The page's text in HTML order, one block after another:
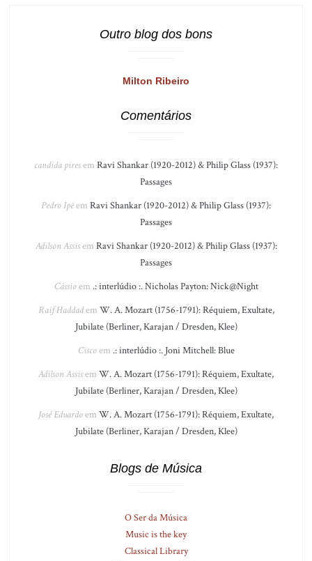
Outro blog dos bons
Milton Ribeiro
Comentários
candida piresem Ravi Shankar (1920-2012) & Philip Glass (1937):
Passages
Pedro Ipêem Ravi Shankar (1920-2012) & Philip Glass (1937):
Passages
Adilson Assisem Ravi Shankar (1920-2012) & Philip Glass (1937):
Passages
Cássioem .: interlúdio :. Nicholas Payton: Nick@Night
Raif Haddadem W. A. Mozart (1756-1791): Réquiem, Exultate,
Jubilate (Berliner, Karajan / Dresden, Klee)
Ciscoem .: interlúdio :. Joni Mitchell: Blue
Adilson Assisem W. A. Mozart (1756-1791): Réquiem, Exultate,
Jubilate (Berliner, Karajan / Dresden, Klee)
José Eduardoem W. A. Mozart (1756-1791): Réquiem, Exultate,
Jubilate (Berliner, Karajan / Dresden, Klee)
Blogs de Música
O Ser da Música
Music is the key
Classical Library